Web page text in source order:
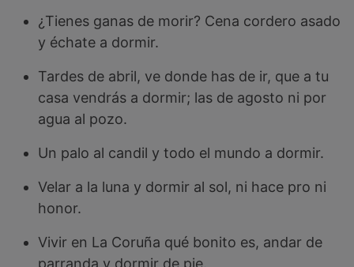
¿Tienes ganas de morir? Cena cordero asado
y échate a dormir.
Tardes de abril, ve donde has de ir, que a tu
casa vendrás a dormir; las de agosto ni por
agua al pozo.
Un palo al candil y todo el mundo a dormir.
Velar a la luna y dormir al sol, ni hace pro ni
honor.
Vivir en La Coruña qué bonito es, andar de
parranda y dormir de pie.